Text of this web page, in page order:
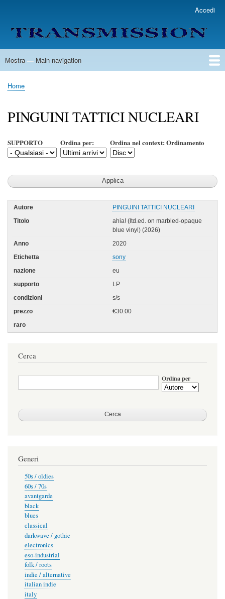
contenuto
principale
account
menu
Accedi
Main
Mostra — Main navigation
Home
Lista Autori
Contatti
Spedizione & Consegna
Legenda
Condizioni per l'uso
Briciole
pane
Home
PINGUINI TATTICI NUCLEARI
SUPPORTO Ordina per: Ordina nel context: Ordinamento
PINGUINI TATTICI NUCLEARI
ahia! (ltd.ed. on marbled-opaque
blue vinyl) (2026)
2020
sony
eu
LP
s/s
€30.00
Cerca
Ordina per
Generi
50s / oldies
60s / 70s
avantgarde
black
blues
classical
darkwave / gothic
electronics
eso-industrial
folk / roots
indie / alternative
italian indie
italy